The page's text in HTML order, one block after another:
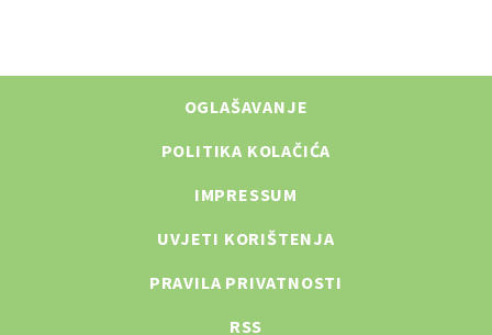
OGLAŠAVANJE
POLITIKA KOLAČIĆA
IMPRESSUM
UVJETI KORIŠTENJA
PRAVILA PRIVATNOSTI
RSS